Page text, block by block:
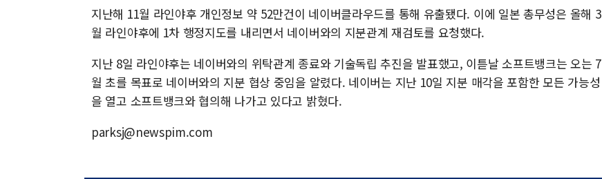
지난해 11월 라인야후 개인정보 약 52만건이 네이버클라우드를 통해 유출됐다. 이에 일본 총무성은 올해 3
월 라인야후에 1차 행정지도를 내리면서 네이버와의 지분관계 재검토를 요청했다.
지난 8일 라인야후는 네이버와의 위탁관계 종료와 기술독립 추진을 발표했고, 이튿날 소프트뱅크는 오는 7
월 초를 목표로 네이버와의 지분 협상 중임을 알렸다. 네이버는 지난 10일 지분 매각을 포함한 모든 가능성
을 열고 소프트뱅크와 협의해 나가고 있다고 밝혔다.
parksj@newspim.com